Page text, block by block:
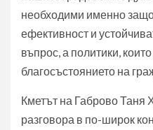
необходими именно
ефективност и
въпрос, а политики,
благосъстоянието на
Кметът на Габрово Таня
разговора в по-широк